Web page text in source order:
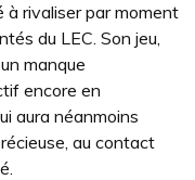
à rivaliser par moment
du LEC. Son jeu,
manque
encore en
aura néanmoins
au contact